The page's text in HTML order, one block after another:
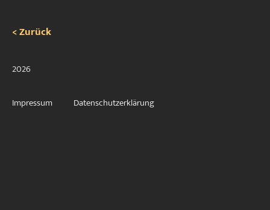
< Zurück
2026
Impressum Datenschutzerklärung